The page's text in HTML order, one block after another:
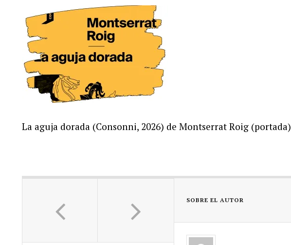
La aguja dorada (Consonni, 2026) de Montserrat Roig (portada)
SOBRE EL AUTOR